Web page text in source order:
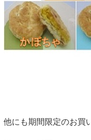
他にも期間限定のお買